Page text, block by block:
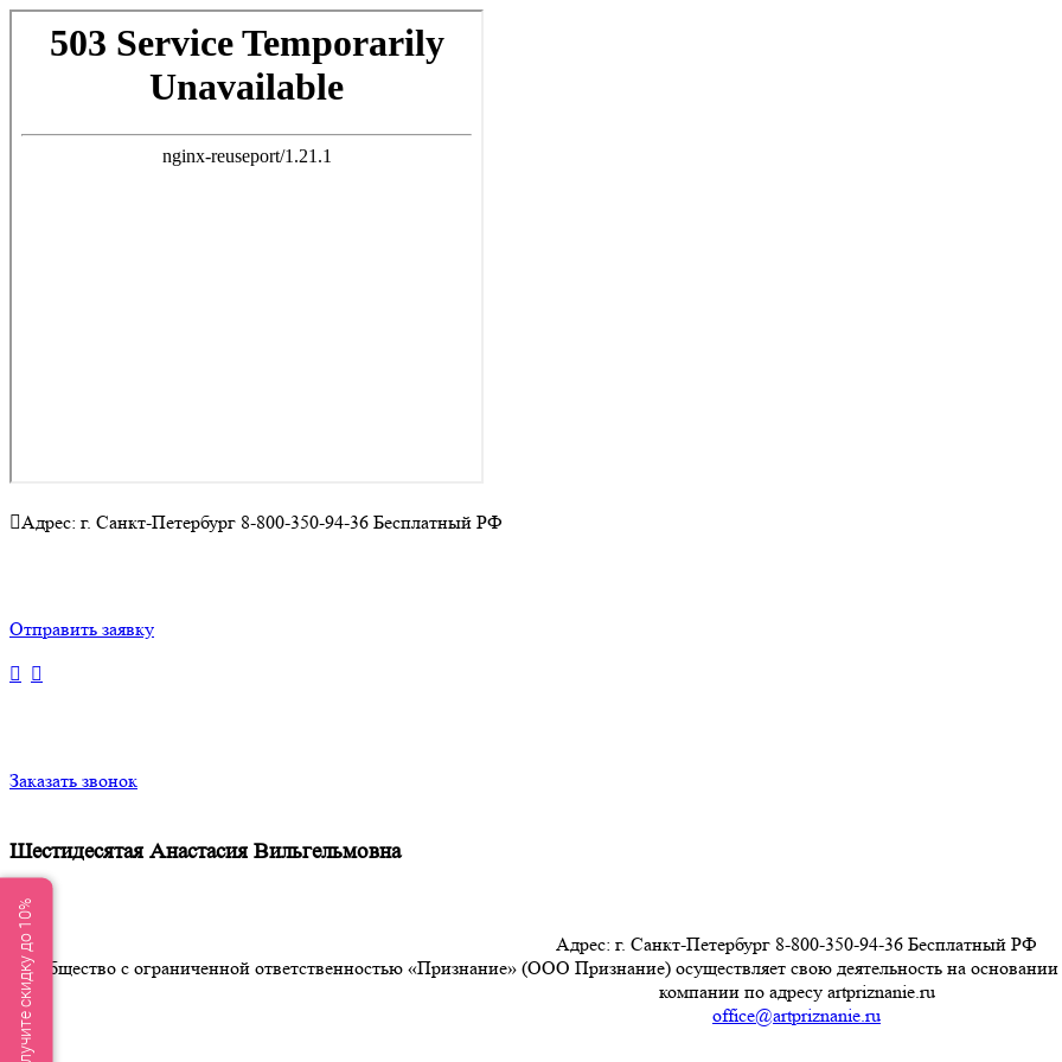
Адрес: г. Санкт-Петербург 8-800-350-94-36 Бесплатный РФ
Отправить заявку
Заказать звонок
Шестидесятая Анастасия Вильгельмовна
Адрес: г. Санкт-Петербург 8-800-350-94-36 Бесплатный РФ
Общество с ограниченной ответственностью «Признание» (ООО Признание) осуществляет свою деятельность на
компании по адресу artpriznanie.ru
office@artpriznanie.ru
Получите скидку до 10%